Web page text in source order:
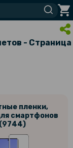
- Страница
пленки,
смартфонов
(9744)